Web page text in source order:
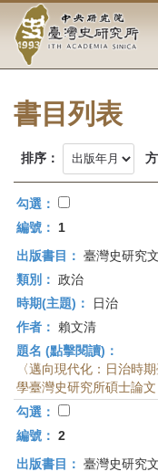
要
中
央
研
究
院-
臺
灣
史
研
究
所-
首
頁
書目列表
排序：
勾選：
編號：
1
出版書目： 臺灣史研究
類別： 政治
時期(主題)：
日治
作者：
賴文清
題名 (點擊閱讀)：
〈邁向現代化：日治時
學臺灣史研究所碩士論文
勾選：
編號： 2
出版書目： 臺灣史研究